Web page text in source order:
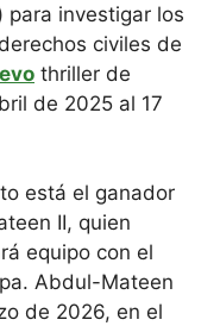
para investigar los
civiles de
thriller de
de 2025 al 17
está el ganador
II, quien
equipo con el
Abdul-Mateen
de 2026, en el